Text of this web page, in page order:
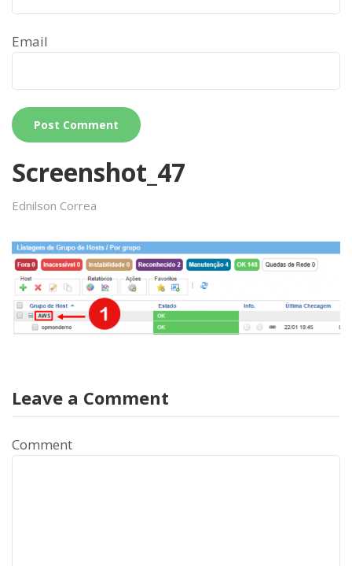
Email
Screenshot_47
Ednilson Correa
Leave a Comment
Comment